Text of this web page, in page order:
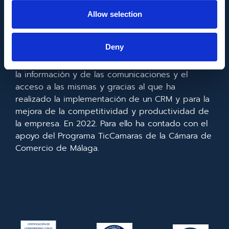
Allow selection
Deny
FONDO EUROPEO DE DESARROLLO REGIONAL
Europeo de Desarrollo Regional cuyo objetivo es
mejorar el uso y la calidad de las tecnologías de
la información y de las comunicaciones y el
acceso a las mismas y gracias al que ha
realizado la implementación de un CRM y para la
mejora de la competitividad y productividad de
la empresa. En 2022. Para ello ha contado con el
apoyo del Programa TicCamaras de la Cámara de
Comercio de Málaga.